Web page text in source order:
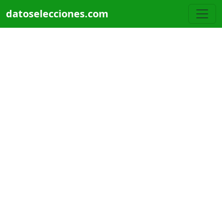
datoselecciones.com